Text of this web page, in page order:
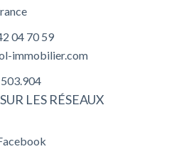
04 70 59
immobilier.com
LES RÉSEAUX